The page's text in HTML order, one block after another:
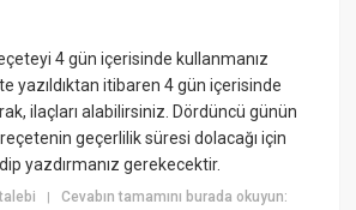
4 gün içerisinde kullanmanız
yazıldıktan itibaren 4 gün içerisinde
ilaçları alabilirsiniz. Dördüncü günün
geçerlilik süresi dolacağı için
yazdırmanız gerekecektir.
|Cevabın tamamını burada okuyun: